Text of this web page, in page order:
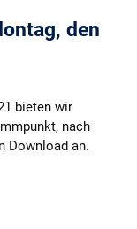
den
bieten wir
nach
Download an.